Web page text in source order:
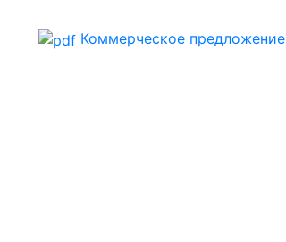
Коммерческое предложение